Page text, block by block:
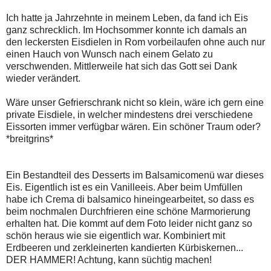
Ich hatte ja Jahrzehnte in meinem Leben, da fand ich Eis
ganz schrecklich. Im Hochsommer konnte ich damals an
den leckersten Eisdielen in Rom vorbeilaufen ohne auch nur
einen Hauch von Wunsch nach einem Gelato zu
verschwenden. Mittlerweile hat sich das Gott sei Dank
wieder verändert.
Wäre unser Gefrierschrank nicht so klein, wäre ich gern eine
private Eisdiele, in welcher mindestens drei verschiedene
Eissorten immer verfügbar wären. Ein schöner Traum oder?
*breitgrins*
Ein Bestandteil des Desserts im Balsamicomenü war dieses
Eis. Eigentlich ist es ein Vanilleeis. Aber beim Umfüllen
habe ich Crema di balsamico hineingearbeitet, so dass es
beim nochmalen Durchfrieren eine schöne Marmorierung
erhalten hat. Die kommt auf dem Foto leider nicht ganz so
schön heraus wie sie eigentlich war. Kombiniert mit
Erdbeeren und zerkleinerten kandierten Kürbiskernen...
DER HAMMER! Achtung, kann süchtig machen!